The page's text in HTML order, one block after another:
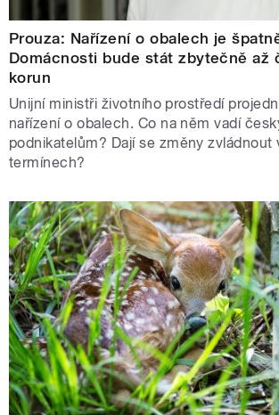
Prouza: Nařízení o obalech je
Domácnosti bude stát zbytečně až
korun
Unijní ministři životního prostředí
nařízení o obalech. Co na něm vadí
podnikatelům? Dají se změny zvládnout
termínech?